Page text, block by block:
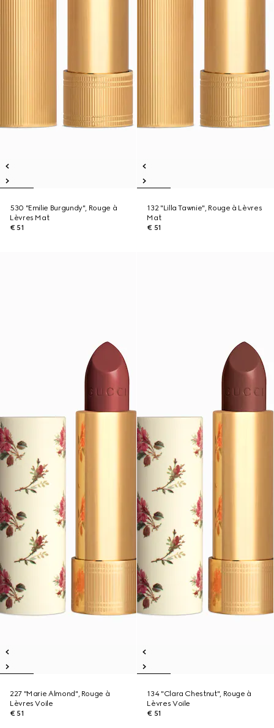
530 "Emilie Burgundy", Rouge à
Lèvres Mat
€ 51
132 "Lilla Tawnie", Rouge à Lèvres
Mat
€ 51
227 "Marie Almond", Rouge à
Lèvres Voile
€ 51
134 "Clara Chestnut", Rouge à
Lèvres Voile
€ 51